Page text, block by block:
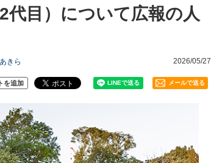
代目）について広報の人
きら 2026/05/27
を追加 メールで送る